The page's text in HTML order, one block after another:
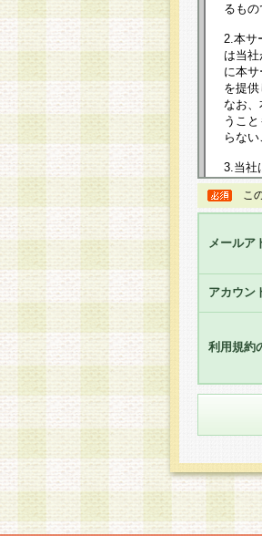
るもの
2.本サ
は当
に本
を提
なお
うこ
らない
3.当社
規約を
は、本
して告
るもの
5.当
のと考
合に
社の
い。
6.当
められ
せ先と
第2条
1.会員
こ
メールア
アカウン
利用規約